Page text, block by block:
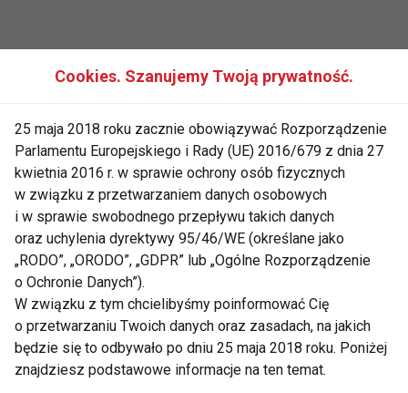
Rewelacyjne ćwiczenia cardio -
15-minutowe ćwiczenia
spalające tłuszcz
Cookies. Szanujemy Twoją prywatność.
25 maja 2018 roku zacznie obowiązywać Rozporządzenie
Parlamentu Europejskiego i Rady (UE) 2016/679 z dnia 27
kwietnia 2016 r. w sprawie ochrony osób fizycznych
w związku z przetwarzaniem danych osobowych
i w sprawie swobodnego przepływu takich danych
oraz uchylenia dyrektywy 95/46/WE (określane jako
„RODO”, „ORODO”, „GDPR” lub „Ogólne Rozporządzenie
o Ochronie Danych”).
W związku z tym chcielibyśmy poinformować Cię
o przetwarzaniu Twoich danych oraz zasadach, na jakich
będzie się to odbywało po dniu 25 maja 2018 roku. Poniżej
znajdziesz podstawowe informacje na ten temat.